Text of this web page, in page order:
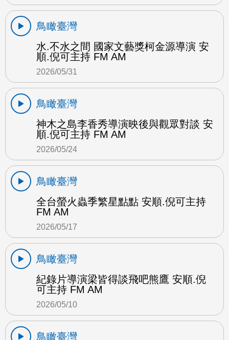
鳥瞰臺灣
水.不水之間 國家文藝獎柯金源導演 安
順.倪可主持 FM AM
2026/05/31
鳥瞰臺灣
神木之島李香秀導演映後與觀眾對談 安
順.倪可主持 FM AM
2026/05/24
鳥瞰臺灣
全台螢火蟲季繁星點點 安順.倪可主持
FM AM
2026/05/17
鳥瞰臺灣
紀錄片導演梁皆得談飛吧熊鷹 安順.倪
可主持 FM AM
2026/05/10
鳥瞰臺灣